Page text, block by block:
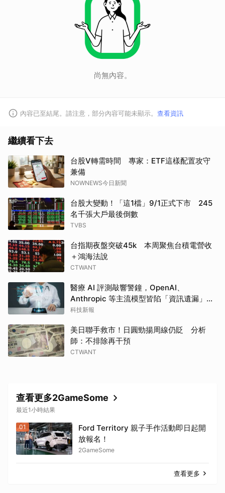
尚無內容。
內容已至結尾。請注意，部分內容可能未顯示。 查看資訊
繼續看下去
台股V轉需時間 專家：ETF這樣配置攻守
兼備
NOWNEWS今日新聞
台股大變動！「這1檔」9/1正式下市 245
名千張大戶最後倒數
TVBS
台指期夜盤突破45k 本周聚焦台積電營收
＋鴻海法說
CTWANT
醫療 AI 評測敲響警鐘，OpenAI、
Anthropic 等主流模型皆陷「資訊遺漏」盲
點
科技新報
美日聯手救市！日圓勁揚周線仍貶 分析
師：不排除再干預
CTWANT
查看更多2GameSome
最近1小時結果
01
Ford Territory 親子手作活動即日起開
放報名！
2GameSome
查看更多
取消